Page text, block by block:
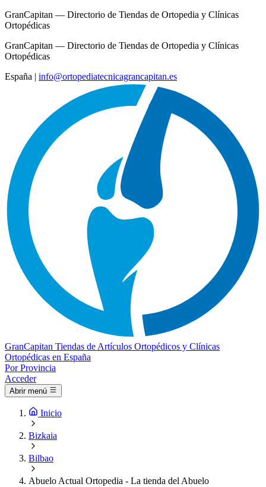
GranCapitan — Directorio de Tiendas de Ortopedia y Clínicas
Ortopédicas
GranCapitan — Directorio de Tiendas de Ortopedia y Clínicas
Ortopédicas
España | info@ortopediatecnicagrancapitan.es
GranCapitan Tiendas de Artículos Ortopédicos y Clínicas
Ortopédicas en España
Por Provincia
Acceder
Abrir menú
Inicio
Bizkaia
Bilbao
Abuelo Actual Ortopedia - La tienda del Abuelo